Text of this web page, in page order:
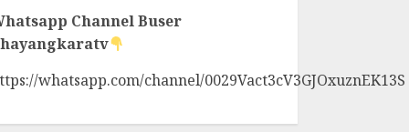
ChannelBuser
whatsapp.com/channel/0029Vact3cV3GJOxuznEK13S